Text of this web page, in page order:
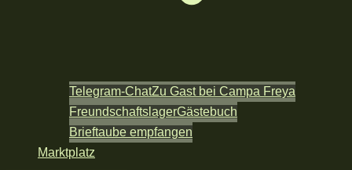
Telegram-ChatZu Gast bei Campa Freya
FreundschaftslagerGästebuch
Brieftaube empfangen
Marktplatz